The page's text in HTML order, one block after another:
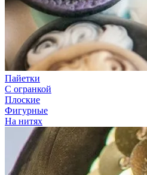
Пайетки
С огранкой
Плоские
Фигурные
На нитях